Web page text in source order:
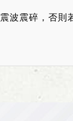
波震碎，否